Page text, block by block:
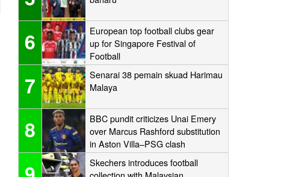
6
European top football clubs gear
up for Singapore Festival of
Football
7
Senarai 38 pemain skuad Harimau
Malaya
8
BBC pundit criticizes Unai Emery
over Marcus Rashford substitution
in Aston Villa–PSG clash
Skechers introduces football